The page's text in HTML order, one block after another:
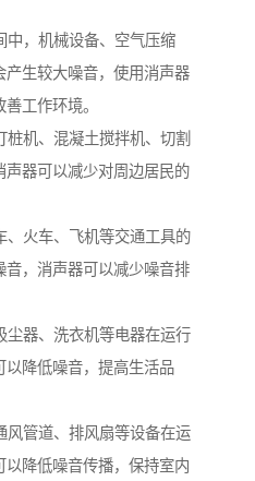
中，机械设备、空气压缩
生较大噪音，使用消声器
工作环境。
机、混凝土搅拌机、切割
器可以减少对周边居民的
、火车、飞机等交通工具的
音，消声器可以减少噪音排
尘器、洗衣机等电器在运行
以降低噪音，提高生活品
风管道、排风扇等设备在运
降低噪音传播，保持室内